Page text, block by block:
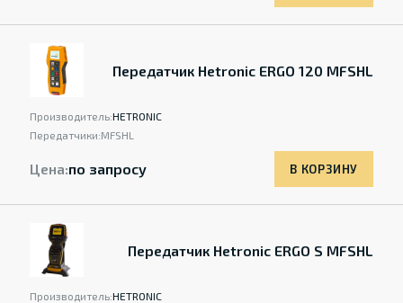
Передатчик Hetronic ERGO 120 MFSHL
Производитель:HETRONIC
Передатчики:MFSHL
Цена:по запросу В КОРЗИНУ
Передатчик Hetronic ERGO S MFSHL
Производитель:HETRONIC